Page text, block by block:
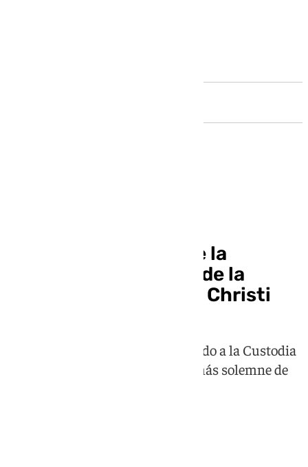
Granada, a los pies de la
centenaria tradición de la
procesión del Corpus Christi
Miles de personas han acompañado a la Custodia
por el centro histórico en el acto más solemne de